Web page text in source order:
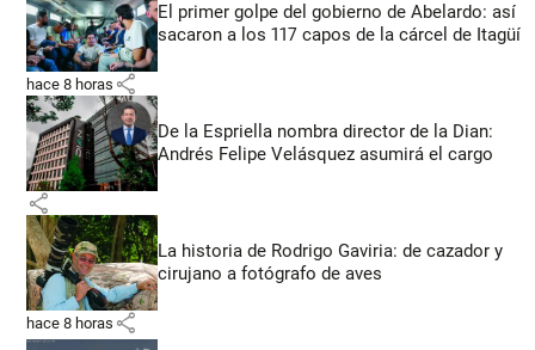
El primer golpe del gobierno de Abelardo: así
sacaron a los 117 capos de la cárcel de Itagüí
hace 8 horas share
De la Espriella nombra director de la Dian:
Andrés Felipe Velásquez asumirá el cargo
share
La historia de Rodrigo Gaviria: de cazador y
cirujano a fotógrafo de aves
hace 8 horas share